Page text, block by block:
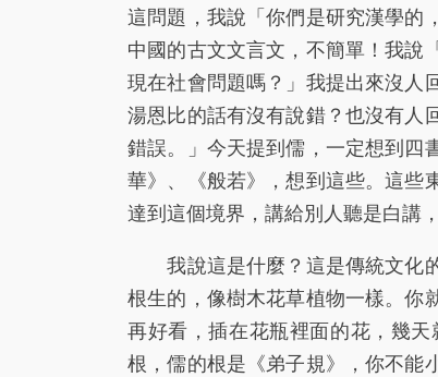
這問題，我說「你們是研究漢學的
中國的古文文言文，不簡單！我說
現在社會問題嗎？」我提出來沒人
湯恩比的話有沒有說錯？也沒有人
錯誤。」今天提到儒，一定想到四
華》、《般若》，想到這些。這些
達到這個境界，講給別人聽是白講，
我說這是什麼？這是傳統文化
根生的，像樹木花草植物一樣。你
再好看，插在花瓶裡面的花，幾
根，儒的根是《弟子規》，你不能